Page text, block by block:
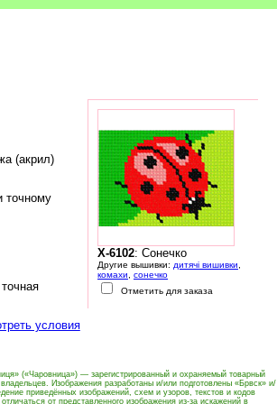
X-6102: Сонечко
Другие вышивки: дитячі вишивки
комахи
сонечко
Отметить для заказа
(акрил)
точному
условия
(«Чаровница») — зарегистрированный и охраняемый товарный
Изображения разработаны и/или подготовлены «Брвск» и/
приведённых изображений, схем и узоров, текстов и кодов
от представленного изображения из-за искажений в